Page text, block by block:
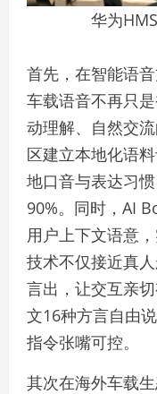
华为
首先，在智能语
车载语音不再只
动理解、自然交
区建立本地化语
地口音与表达习
90%。同时，AI
用户上下文语意
技术不仅接近真
言出，让交互亲
文16种方言自由
指令张嘴可控。
其次在海外车载